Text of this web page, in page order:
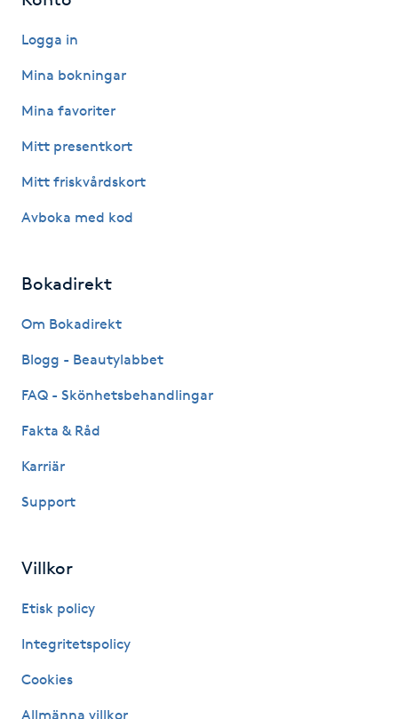
Gel naglar
Gellack
Gellack med förstärkning
Gravidmassage
Gua Sha-massage
H
Hatha Yoga
Herrklippning
Hollywood Peel
Logga in
Mina bokningar
Mina favoriter
Mitt presentkort
Mitt friskvårdskort
Avboka med kod
Bokadirekt
Om Bokadirekt
Blogg - Beautylabbet
FAQ - Skönhetsbehandlingar
Fakta & Råd
Karriär
Support
Villkor
Etisk policy
Integritetspolicy
Cookies
Allmänna villkor